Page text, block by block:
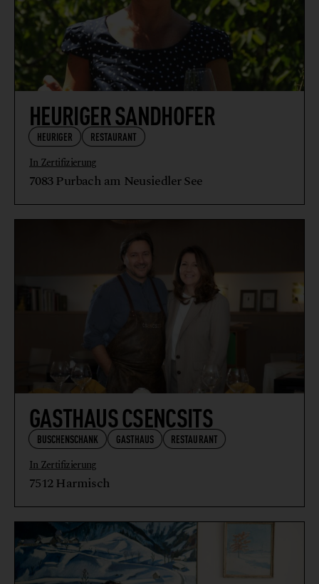
HEURIGER SANDHOFER
HEURIGER RESTAURANT
In Zertifizierung
7083 Purbach am Neusiedler See
GASTHAUS CSENCSITS
BUSCHENSCHANK GASTHAUS RESTAURANT
In Zertifizierung
7512 Harmisch